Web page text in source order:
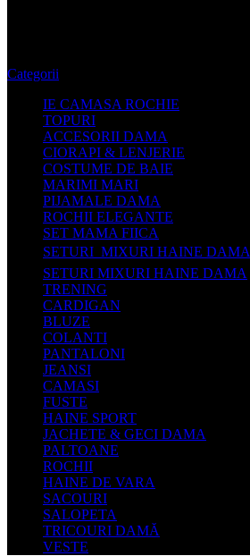
Categorii
IE CAMASA ROCHIE
TOPURI
ACCESORII DAMA
CIORAPI & LENJERIE
COSTUME DE BAIE
MARIMI MARI
PIJAMALE DAMA
ROCHII ELEGANTE
SET MAMA FIICA
SETURI  MIXURI HAINE DAMA
SETURI MIXURI HAINE DAMA
TRENING
CARDIGAN
BLUZE
COLANTI
PANTALONI
JEANSI
CAMASI
FUSTE
HAINE SPORT
JACHETE & GECI DAMA
PALTOANE
ROCHII
HAINE DE VARA
SACOURI
SALOPETA
TRICOURI DAMĂ
VESTE